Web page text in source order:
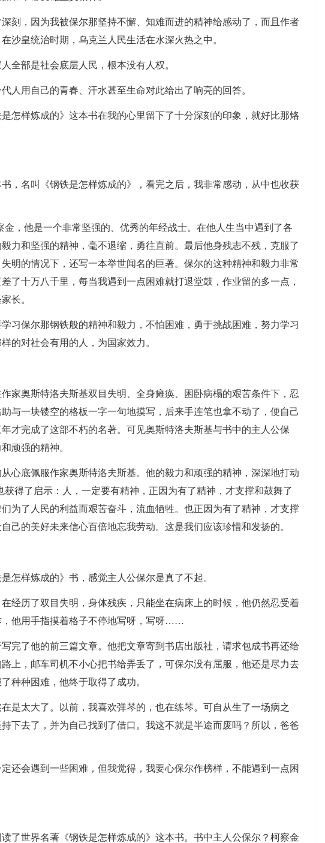
刻，因为我被保尔那坚持不懈、知难而进的精神给感动了，而且作者
沙皇统治时期，乌克兰人民生活在水深火热之中。
全部是社会底层人民，根本没有人权。
人用自己的青春、汗水甚至生命对此给出了响亮的回答。
怎样炼成的》这本书在我的心里留下了十分深刻的印象，就好比那烙
，名叫《钢铁是怎样炼成的》，看完之后，我非常感动，从中也收获
金，他是一个非常坚强的、优秀的年经战士。在他人生当中遇到了各
力和坚强的精神，毫不退缩，勇往直前。最后他身残志不残，克服了
明的情况下，还写一本举世闻名的巨著。保尔的这种精神和毅力非常
了十万八千里，每当我遇到一点困难就打退堂鼓，作业留的多一点，
长。
习保尔那钢铁般的精神和毅力，不怕困难，勇于挑战困难，努力学习
的对社会有用的人，为国家效力。
作家奥斯特洛夫斯基双目失明、全身瘫痪、困卧病榻的艰苦条件下，忍
与一块镂空的格板一字一句地摸写，后来手连笔也拿不动了，便自己
才完成了这部不朽的名著。可见奥斯特洛夫斯基与书中的主人公保
顽强的精神。
心底佩服作家奥斯特洛夫斯基。他的毅力和顽强的精神，深深地打动
获得了启示：人，一定要有精神，正因为有了精神，才支撑和鼓舞了
为了人民的利益而艰苦奋斗，流血牺牲。也正因为有了精神，才支撑
己的美好未来信心百倍地忘我劳动。这是我们应该珍惜和发扬的。
怎样炼成的》书，感觉主人公保尔是真了不起。
经历了双目失明，身体残疾，只能坐在病床上的时候，他仍然忍受着
，他用手指摸着格子不停地写呀，写呀……
完了他的前三篇文章。他把文章寄到书店出版社，请求包成书再还给
上，邮车司机不小心把书给弄丢了，可保尔没有屈服，他还是尽力去
种种困难，他终于取得了成功。
是太大了。以前，我喜欢弹琴的，也在练琴。可自从生了一场病之
下去了，并为自己找到了借口。我这不就是半途而废吗？所以，爸爸
还会遇到一些困难，但我觉得，我要心保尔作榜样，不能遇到一点困
了世界名著《钢铁是怎样炼成的》这本书。书中主人公保尔？柯察金